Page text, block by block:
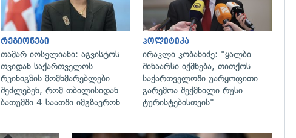
რეგიონები
თამარ იოსელიანი: აგვისტოს
თვიდან საქართველოს
რკინიგზის მომხმარებლები
შეძლებენ, რომ თბილისიდან
ბათუმში 4 საათში იმგზავრონ
პოლიტიკა
ირაკლი კობახიძე: "ყალბი
შინაარსი იქმნება, თითქოს
საქართველოში უარყოფითი
გარემოა შექმნილი რუსი
ტურისტებისთვის"